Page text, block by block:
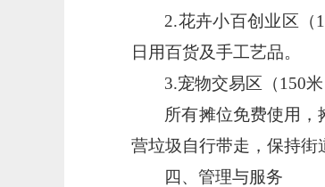
2.花卉小百创业区（
日用百货及手工艺品。
3.宠物交易区（150
所有摊位免费使用，
营垃圾自行带走，保持街
四 、管理与服务